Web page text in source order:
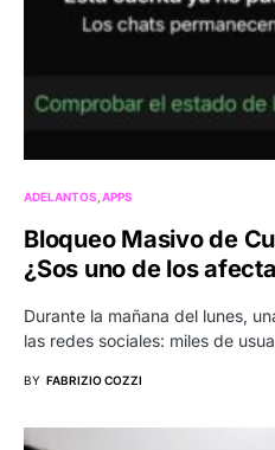
ADELANTOS APPS
Bloqueo Masivo de
¿Sos uno de los
Durante la mañana del lunes,
las redes sociales: miles de
BY FABRIZIO COZZI